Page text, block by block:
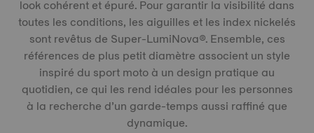
look cohérent et épuré. Pour garantir la visibilité dans
toutes les conditions, les aiguilles et les index nickelés
sont revêtus de Super-LumiNova®. Ensemble, ces
références de plus petit diamètre associent un style
inspiré du sport moto à un design pratique au
quotidien, ce qui les rend idéales pour les personnes
à la recherche d’un garde-temps aussi raffiné que
dynamique.